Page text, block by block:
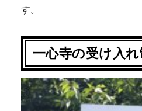
す。
一心寺の受け入